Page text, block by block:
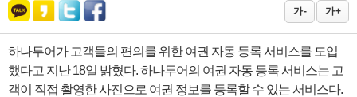
Destination
가 - 가 +
하나투어가 고객들의 편의를 위한 여권 자동 등록 서비스를 도입
했다고 지난 18일 밝혔다. 하나투어의 여권 자동 등록 서비스는 고
객이 직접 촬영한 사진으로 여권 정보를 등록할 수 있는 서비스다.